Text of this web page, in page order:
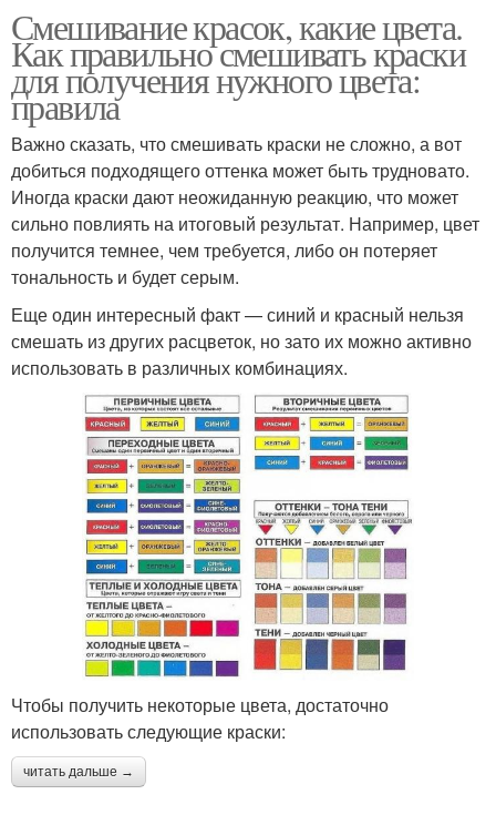
Смешивание красок, какие цвета.
Как правильно смешивать краски
для получения нужного цвета:
правила
Важно сказать, что смешивать краски не сложно, а вот
добиться подходящего оттенка может быть трудновато.
Иногда краски дают неожиданную реакцию, что может
сильно повлиять на итоговый результат. Например, цвет
получится темнее, чем требуется, либо он потеряет
тональность и будет серым.
Еще один интересный факт — синий и красный нельзя
смешать из других расцветок, но зато их можно активно
использовать в различных комбинациях.
Чтобы получить некоторые цвета, достаточно
использовать следующие краски:
читать дальше →